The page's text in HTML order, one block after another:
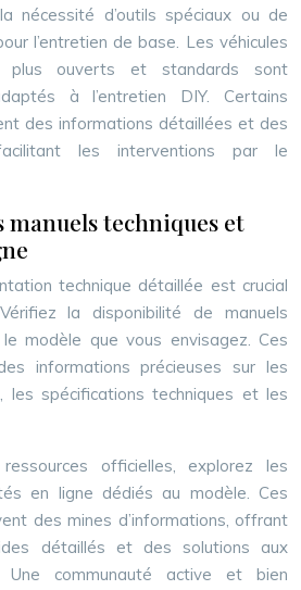
nécessité d’outils spéciaux ou de
l’entretien de base. Les véhicules
plus ouverts et standards sont
à l’entretien DIY. Certains
des informations détaillées et des
les interventions par le
techniques et
technique détaillée est crucial
la disponibilité de manuels
modèle que vous envisagez. Ces
informations précieuses sur les
les spécifications techniques et les
officielles, explorez les
en ligne dédiés au modèle. Ces
des mines d’informations, offrant
détaillés et des solutions aux
Une communauté active et bien